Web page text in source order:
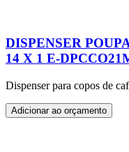
DISPENSER
14 X 1 E-
Dispenser para copos de
Adicionar ao orçamento